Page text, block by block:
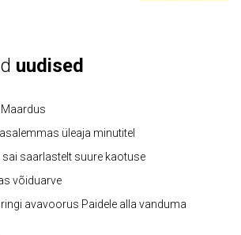
uudised
üleaja minutitel
saarlastelt suure kaotuse
võiduarve
avavoorus Paidele alla vanduma